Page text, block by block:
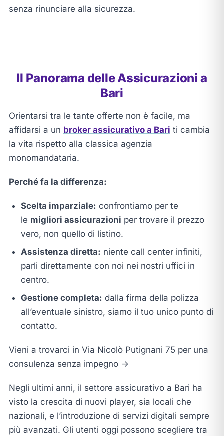
senza rinunciare alla sicurezza.
Il Panorama delle Assicurazioni a
Bari
Orientarsi tra le tante offerte non è facile, ma
affidarsi a un broker assicurativo a Bari ti cambia
la vita rispetto alla classica agenzia
monomandataria.
Perché fa la differenza:
Scelta imparziale: confrontiamo per te
le migliori assicurazioni per trovare il prezzo
vero, non quello di listino.
Assistenza diretta: niente call center infiniti,
parli direttamente con noi nei nostri uffici in
centro.
Gestione completa: dalla firma della polizza
all’eventuale sinistro, siamo il tuo unico punto di
contatto.
Vieni a trovarci in Via Nicolò Putignani 75 per una
consulenza senza impegno →
Negli ultimi anni, il settore assicurativo a Bari ha
visto la crescita di nuovi player, sia locali che
nazionali, e l’introduzione di servizi digitali sempre
più avanzati. Gli utenti oggi possono scegliere tra